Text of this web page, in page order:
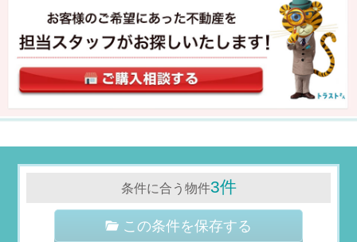
条件に合う物件3件
この条件を保存する